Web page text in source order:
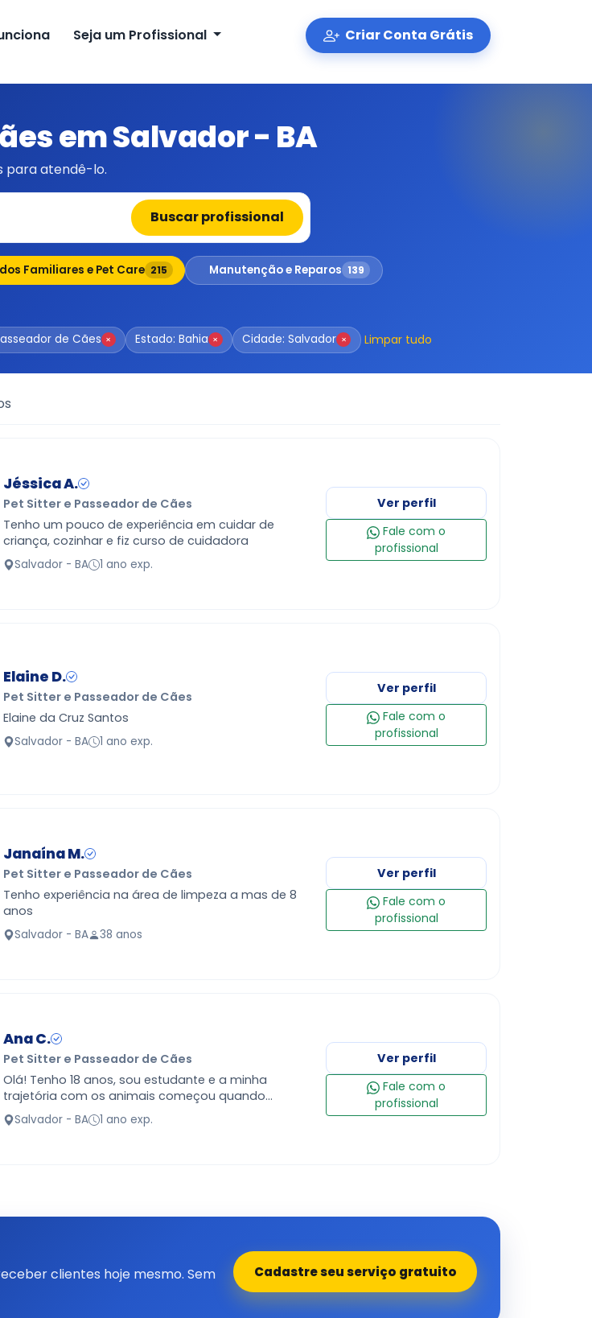
Seja um Profissional Criar Conta Grátis
em Salvador - BA
para atendê-lo.
Buscar profissional
Familiares e Pet Care 215 Manutenção e Reparos 139
de Cães × Estado: Bahia × Cidade: Salvador × Limpar tudo
Jéssica A.
Pet Sitter e Passeador de Cães
Tenho um pouco de experiência em cuidar de
criança, cozinhar e fiz curso de cuidadora
Salvador - BA 1 ano exp.
Ver perfil
Fale com o
profissional
Elaine D.
Pet Sitter e Passeador de Cães
Elaine da Cruz Santos
Salvador - BA 1 ano exp.
Ver perfil
Fale com o
profissional
Janaína M.
Pet Sitter e Passeador de Cães
Tenho experiência na área de limpeza a mas de 8
anos
Salvador - BA 38 anos
Ver perfil
Fale com o
profissional
Ana C.
Pet Sitter e Passeador de Cães
Olá! Tenho 18 anos, sou estudante e a minha
trajetória com os animais começou quando
resgatei um gato de rua com a pata fraturada,
cuidando dele dedicadamente…
Salvador - BA 1 ano exp.
Ver perfil
Fale com o
profissional
clientes hoje mesmo. Sem
Cadastre seu serviço gratuito